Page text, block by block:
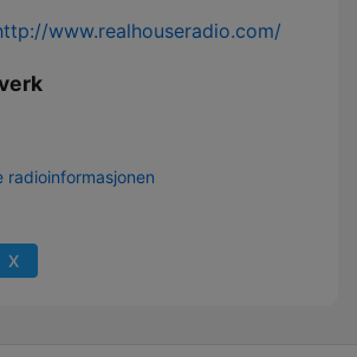
www.realhouseradio.com/
radioinformasjonen
X